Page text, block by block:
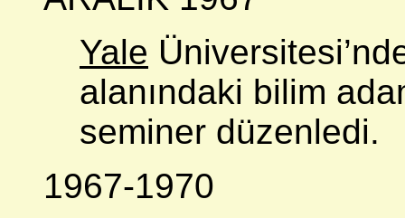
Yale
alanındaki bilim
seminer düzenledi.
1967-1970